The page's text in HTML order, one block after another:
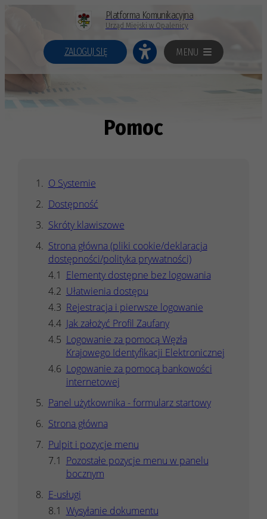
Platforma Komunikacyjna
Urząd Miejski w Opalenicy
ZALOGUJ SIĘ MENU
Pomoc
O Systemie
Dostępność
Skróty klawiszowe
Strona główna (pliki cookie/deklaracja
dostępności/polityka prywatności)
Elementy dostępne bez logowania
Ułatwienia dostępu
Rejestracja i pierwsze logowanie
Jak założyć Profil Zaufany
Logowanie za pomocą Węzła
Krajowego Identyfikacji Elektronicznej
Logowanie za pomocą bankowości
internetowej
Panel użytkownika - formularz startowy
Strona główna
Pulpit i pozycje menu
Pozostałe pozycje menu w panelu
bocznym
E-usługi
Wysyłanie dokumentu